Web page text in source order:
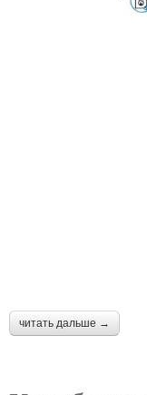
читать дальше →